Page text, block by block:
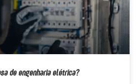
de engenharia elétrica?